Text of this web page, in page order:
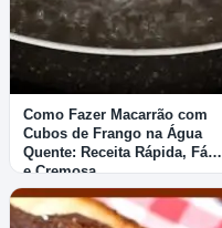
Como Fazer Macarrão com
Cubos de Frango na Água
Quente: Receita Rápida, Fácil
e Cremosa